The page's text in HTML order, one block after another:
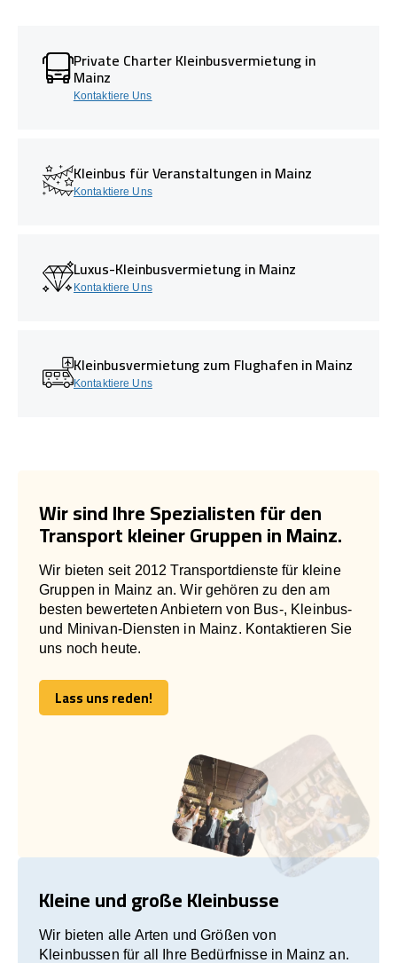
Private Charter Kleinbusvermietung in
Mainz
Kontaktiere Uns
Kleinbus für Veranstaltungen in Mainz
Kontaktiere Uns
Luxus-Kleinbusvermietung in Mainz
Kontaktiere Uns
Kleinbusvermietung zum Flughafen in Mainz
Kontaktiere Uns
Wir sind Ihre Spezialisten für den
Transport kleiner Gruppen in Mainz.
Wir bieten seit 2012 Transportdienste für kleine
Gruppen in Mainz an. Wir gehören zu den am
besten bewerteten Anbietern von Bus-, Kleinbus-
und Minivan-Diensten in Mainz. Kontaktieren Sie
uns noch heute.
Lass uns reden!
Lass uns reden!
Kleine und große Kleinbusse
Wir bieten alle Arten und Größen von
Kleinbussen für all Ihre Bedürfnisse in Mainz an.